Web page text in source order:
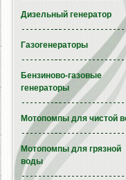
Дизельный генератор
Газогенераторы
Бензиново-газовые
генераторы
Мотопомпы для чистой
Мотопомпы для грязной
воды